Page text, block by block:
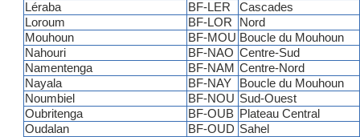
Léraba
BF-LER
Cascades
Loroum
BF-LOR
Nord
Mouhoun
BF-MOU Boucle du Mouhoun
Nahouri
BF-NAO Centre-Sud
Namentenga
BF-NAM Centre-Nord
Nayala
BF-NAY
Boucle du Mouhoun
Noumbiel
BF-NOU Sud-Ouest
Oubritenga
BF-OUB Plateau Central
Oudalan
BF-OUD Sahel